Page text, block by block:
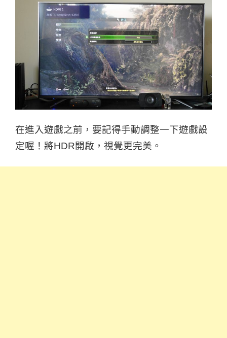
在進入遊戲之前，要記得手動調整一下遊戲設
定喔！將HDR開啟，視覺更完美。